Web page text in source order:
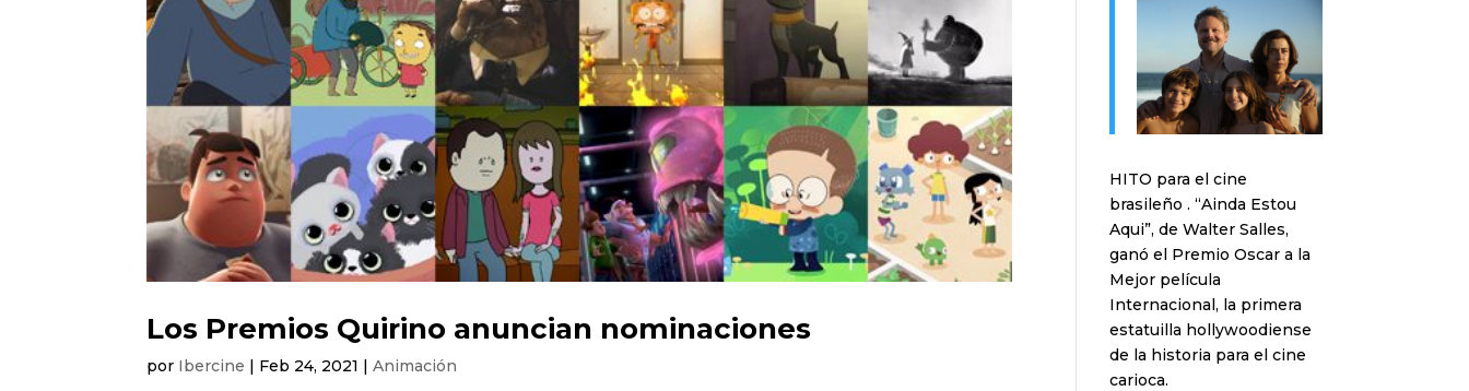
Los Premios Quirino anuncian nominaciones
por Ibercine | Feb 24, 2021 |Animación
HITO para el cine
brasileño . “Ainda Estou
Aqui”, de Walter Salles,
ganó el Premio Oscar a la
Mejor película
Internacional, la primera
estatuilla hollywoodiense
de la historia para el cine
carioca.